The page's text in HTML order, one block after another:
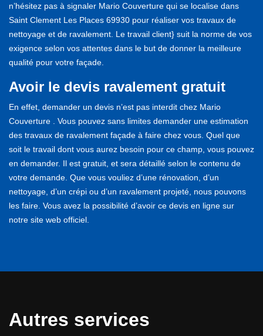
n’hésitez pas à signaler Mario Couverture qui se localise dans
Saint Clement Les Places 69930 pour réaliser vos travaux de
nettoyage et de ravalement. Le travail client} suit la norme de vos
exigence selon vos attentes dans le but de donner la meilleure
qualité pour votre façade.
Avoir le devis ravalement gratuit
En effet, demander un devis n’est pas interdit chez Mario
Couverture . Vous pouvez sans limites demander une estimation
des travaux de ravalement façade à faire chez vous. Quel que
soit le travail dont vous aurez besoin pour ce champ, vous pouvez
en demander. Il est gratuit, et sera détaillé selon le contenu de
votre demande. Que vous vouliez d’une rénovation, d’un
nettoyage, d’un crépi ou d’un ravalement projeté, nous pouvons
les faire. Vous avez la possibilité d’avoir ce devis en ligne sur
notre site web officiel.
Autres services